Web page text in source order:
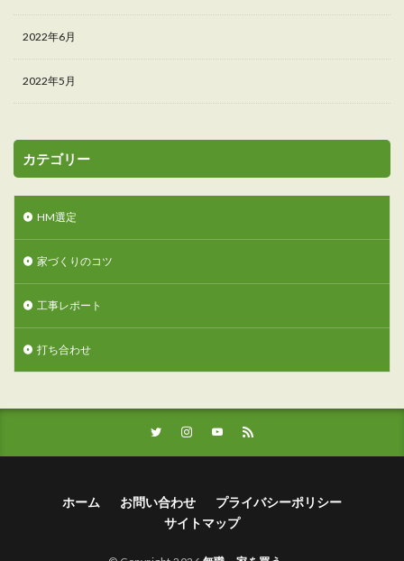
2022年6月
2022年5月
カテゴリー
HM選定
家づくりのコツ
工事レポート
打ち合わせ
ホーム お問い合わせ
プライバシーポリシー
サイトマップ